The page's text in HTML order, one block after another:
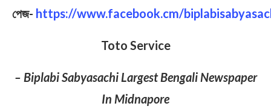
পেজ- https://www.facebook.cm/
Toto Service
– Biplabi Sabyasachi Largest Bengali Newspaper
In Midnapore